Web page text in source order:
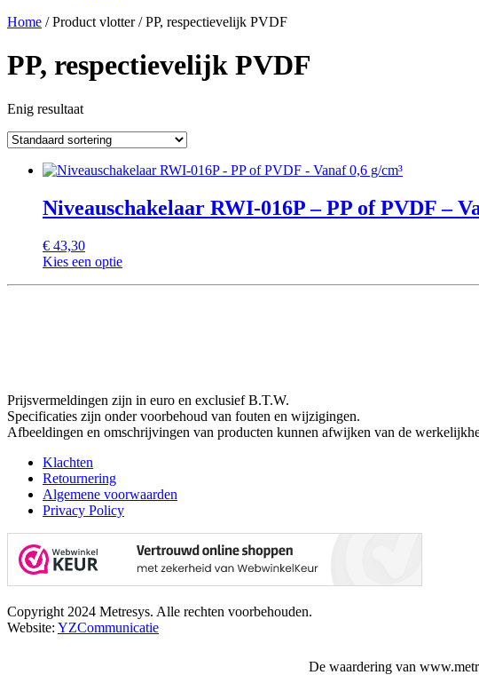
Home / Product vlotter / PP, respectievelijk PVDF
PP, respectievelijk PVDF
Enig resultaat
Niveauschakelaar RWI-016P – PP of PVDF –
€ 43,30
Kies een optie
Prijsvermeldingen zijn in euro en exclusief B.T.W.
Specificaties zijn onder voorbehoud van fouten en wijzigingen.
Afbeeldingen en omschrijvingen van producten kunnen afwijken van de
Klachten
Retournering
Algemene voorwaarden
Privacy Policy
Copyright 2024 Metresys. Alle rechten voorbehouden.
Website: YZCommunicatie
De waardering van